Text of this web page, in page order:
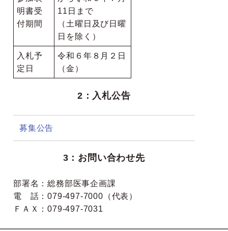
明書受
付期間
11日まで
（土曜日及び日曜
日を除く）
入札予
定日
令和６年８月２日
（金）
2：入札公告
募集公告
3：お問い合わせ先
部署名：総務部医事企画課
電 話：079-497-7000（代表）
ＦＡＸ：079-497-7031